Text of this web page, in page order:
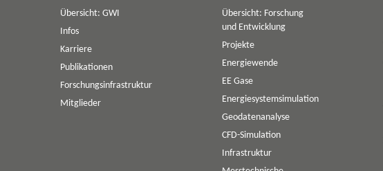
Übersicht: GWI
Infos
Karriere
Publikationen
Forschungsinfrastruktur
Mitglieder
Übersicht: Forschung
und Entwicklung
Projekte
Energiewende
EE Gase
Energiesystemsimulation
Geodatenanalyse
CFD-Simulation
Infrastruktur